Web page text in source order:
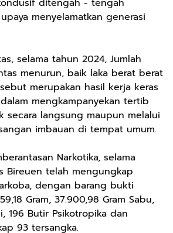
ditengah - tengah
menyelamatkan generasi
selama tahun 2024, Jumlah
menurun, baik laka berat berat
merupakan hasil kerja keras
mengkampanyekan tertib
secara langsung maupun melalui
imbauan di tempat umum.
Narkotika, selama
Bireuen telah mengungkap
dengan barang bukti
Gram, 37.900,98 Gram Sabu,
196 Butir Psikotropika dan
93 tersangka.